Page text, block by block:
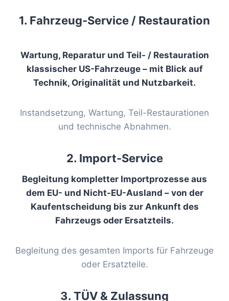
1. Fahrzeug-Service / Restauration
Wartung, Reparatur und Teil- / Restauration
klassischer US-Fahrzeuge – mit Blick auf
Technik, Originalität und Nutzbarkeit.
Instandsetzung, Wartung, Teil-Restaurationen
und technische Abnahmen.
2. Import-Service
Begleitung kompletter Importprozesse aus
dem EU- und Nicht-EU-Ausland – von der
Kaufentscheidung bis zur Ankunft des
Fahrzeugs oder Ersatzteils.
Begleitung des gesamten Imports für Fahrzeuge
oder Ersatzteile.
3. TÜV & Zulassung